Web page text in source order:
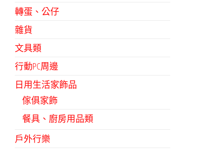
轉蛋、公仔
雜貨
文具類
行動PC周邊
日用生活家飾品
傢俱家飾
餐具、廚房用品類
戶外行樂